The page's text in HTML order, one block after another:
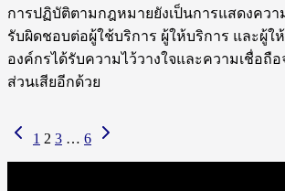
การปฏิบัติตามกฎหมายยังเป็นการแสดงควา
รับผิดชอบต่อผู้ใช้บริการ ผู้ให้บริการ และผู้ใ
องค์กรได้รับความไว้วางใจและความเชื่อถื
ส่วนเสียอีกด้วย
1 2 3 … 6